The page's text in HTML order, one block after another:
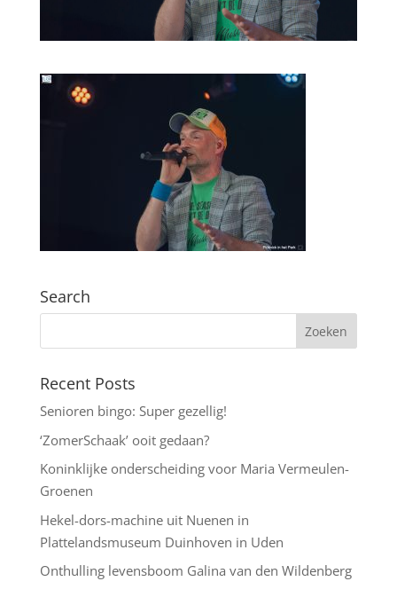
Search
Recent Posts
Senioren bingo: Super gezellig!
‘ZomerSchaak’ ooit gedaan?
Koninklijke onderscheiding voor Maria Vermeulen-
Groenen
Hekel-dors-machine uit Nuenen in
Plattelandsmuseum Duinhoven in Uden
Onthulling levensboom Galina van den Wildenberg